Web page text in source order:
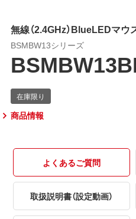
無線（2.4GHz）BlueLEDマ
BSMBW13シリーズ
商品情報
よくあるご質問
取扱説明書（設定動画）